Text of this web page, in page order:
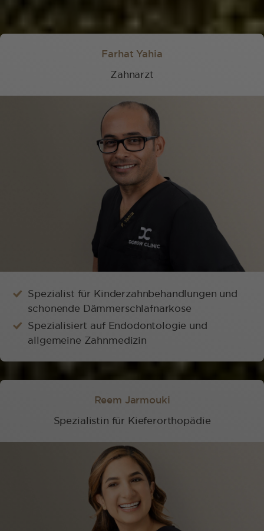
Farhat Yahia
Zahnarzt
Spezialist für Kinderzahnbehandlungen und
schonende Dämmerschlafnarkose
Spezialisiert auf Endodontologie und
allgemeine Zahnmedizin
Reem Jarmouki
Spezialistin für Kieferorthopädie